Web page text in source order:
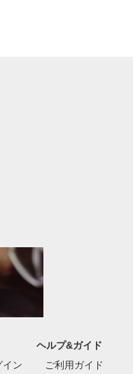
イン
ヘルプ&ガイド
ご利用ガイド